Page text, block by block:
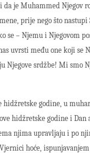
je Muhammed Njegov
prije nego što nastupi
se – Njemu i Njegovom
uvrsti među one koji se
Njegove srdžbe! Mi smo
godine, u
hidžretske godine i Dan
njima upravljaju i po
hoće,